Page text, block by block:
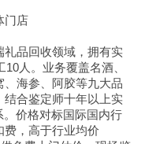
门店
礼品回收领域，拥有实
人。业务覆盖名酒、
海参、阿胶等九大品
合鉴定师十年以上实
。价格对标国际国内行
，高于行业均价